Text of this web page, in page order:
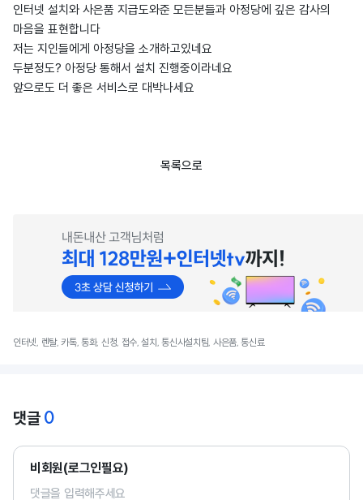
인터넷 설치와 사은품 지급도와준 모든분들과 아정당에 깊은 감사의
마음을 표현합니다
저는 지인들에게 아정당을 소개하고있네요
두분정도? 아정당 통해서 설치 진행중이라네요
앞으로도 더 좋은 서비스로 대박나세요
목록으로
인터넷, 렌탈, 카톡, 통화, 신청, 접수, 설치, 통신사설치팀, 사은품, 통신료
댓글 0
비회원(로그인필요)